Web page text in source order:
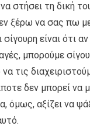
στήσει τη δική
ξέρω να σας πω
σίγουρη είναι ότι
μπορούμε
τις
δεν μπορεί να
όμως, αξίζει να